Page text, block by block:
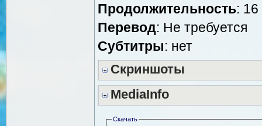
Продолжительность:
Перевод: Не требуется
Cубтитры: нет
Скриншоты
MediaInfo
Скачать